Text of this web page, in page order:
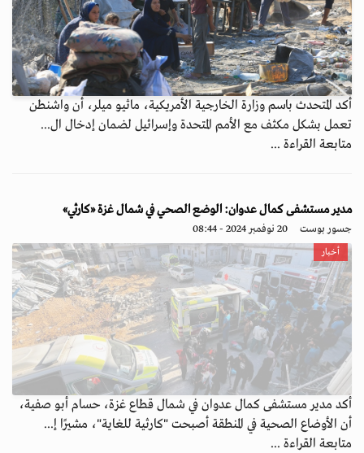
أكد المتحدث باسم وزارة الخارجية الأمريكية، ماثيو ميلر، أن واشنطن
تعمل بشكل مكثف مع الأمم المتحدة وإسرائيل لضمان إدخال ال...
متابعة القراءة ...
مدير مستشفى كمال عدوان: الوضع الصحي في شمال غزة «كارثي»
جسور بوست 20 نوفمبر 2024 - 08:44
أخبار
أكد مدير مستشفى كمال عدوان في شمال قطاع غزة، حسام أبو صفية،
أن الأوضاع الصحية في المنطقة أصبحت "كارثية للغاية"، مشيرًا إ...
متابعة القراءة ...